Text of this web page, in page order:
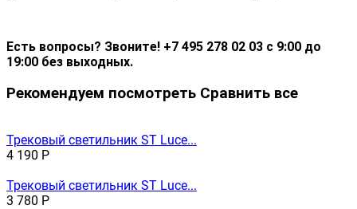
Есть вопросы? Звоните! +7 495 278 02 03 с 9:00 до
19:00 без выходных.
Рекомендуем посмотреть Сравнить все
Трековый светильник ST Luce...
4 190 Р
Трековый светильник ST Luce...
3 780 Р